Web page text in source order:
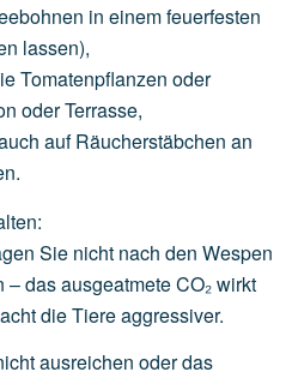
in einemfeuerfesten
lassen),
Tomatenpflanzen oder
oderTerrasse,
auf Räucherstäbchen an
Sie nicht nach den Wespen
das ausgeatmete CO₂ wirkt
die Tiere aggressiver.
ausreichen oder das